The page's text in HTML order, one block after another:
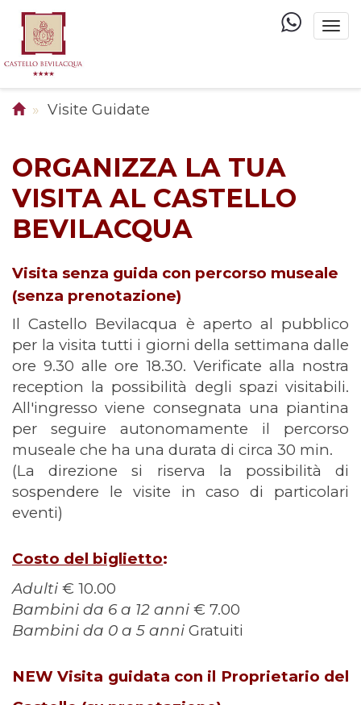
Visite Guidate
ORGANIZZA LA TUA
VISITA AL CASTELLO
BEVILACQUA
Visita senza guida con percorso museale
(senza prenotazione)
Il Castello Bevilacqua è aperto al pubblico
per la visita tutti i giorni della settimana dalle
ore 9.30 alle ore 18.30. Verificate alla nostra
reception la possibilità degli spazi visitabili.
All'ingresso viene consegnata una piantina
per seguire autonomamente il percorso
museale che ha una durata di circa 30 min.
(La direzione si riserva la possibilità di
sospendere le visite in caso di particolari
eventi)
Costo del biglietto:
Adulti € 10.00
Bambini da 6 a 12 anni € 7.00
Bambini da 0 a 5 anni Gratuiti
NEW Visita guidata con il Proprietario del